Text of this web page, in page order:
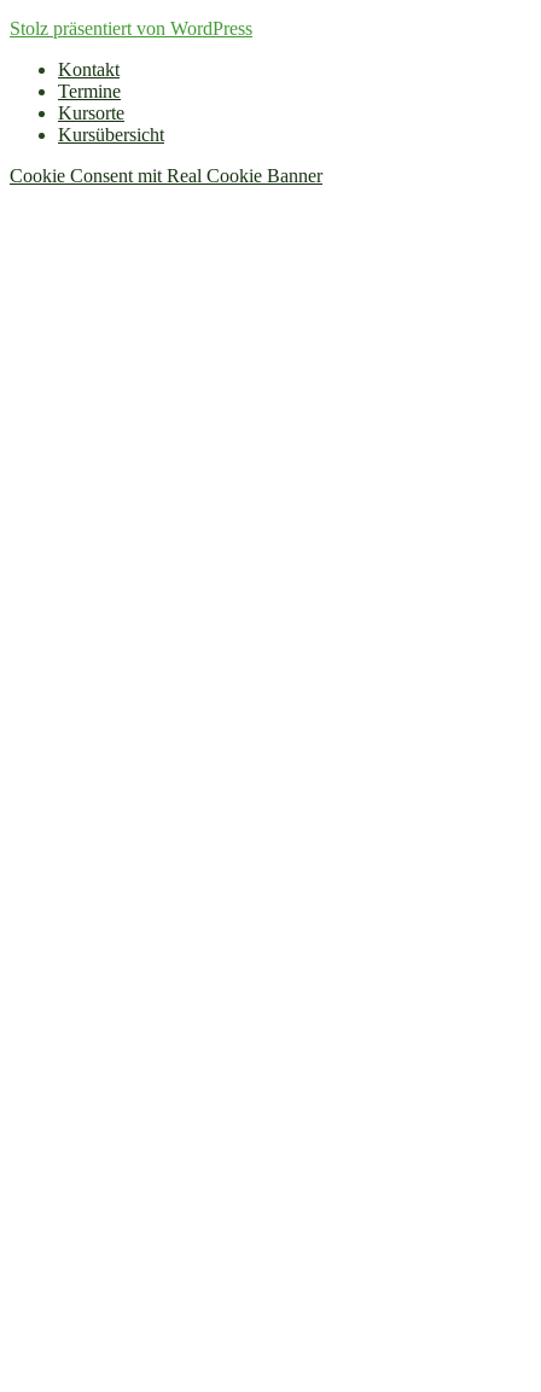
Stolz präsentiert von WordPress
Kontakt
Termine
Kursorte
Kursübersicht
Cookie Consent mit Real Cookie Banner